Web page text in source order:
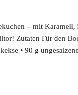
– mit
Zutaten Für den
• 90 g